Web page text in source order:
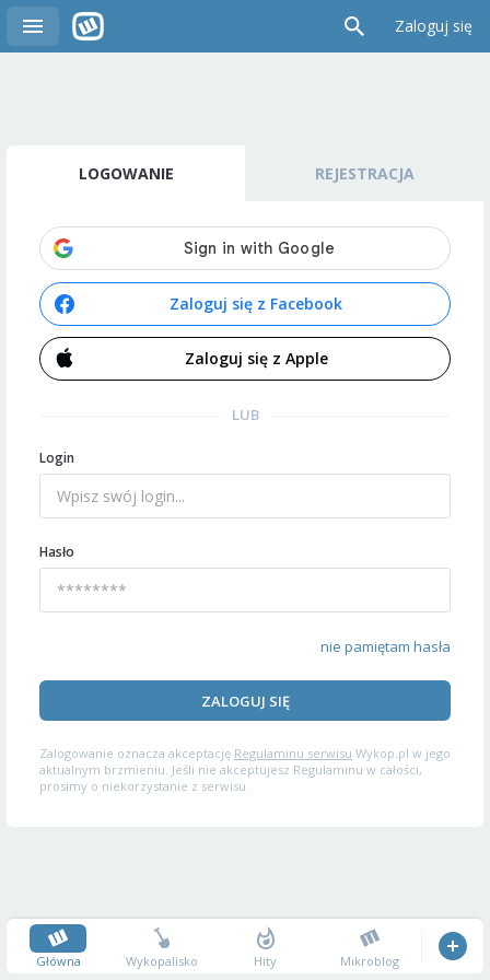
Zaloguj się
LOGOWANIE REJESTRACJA
Zaloguj się z Facebook
Zaloguj się z Apple
LUB
Login
Hasło
nie pamiętam hasła
ZALOGUJ SIĘ
Zalogowanie oznacza akceptację Regulaminu serwisu Wykop.pl w jego
aktualnym brzmieniu. Jeśli nie akceptujesz Regulaminu w całości,
prosimy o niekorzystanie z serwisu.
Główna Wykopalisko Hity Mikroblog